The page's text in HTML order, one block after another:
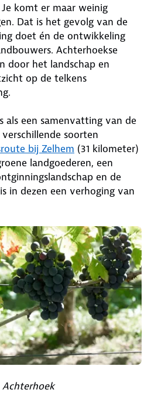
komt er maar weinig
Dat is het gevolg van de
doet én de ontwikkeling
Achterhoekse
door het landschap en
op de telkens
als een samenvatting van de
soorten
bij Zelhem (31 kilometer)
landgoederen, een
en de
in dezen een verhoging van